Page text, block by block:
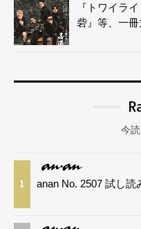
『トワイラ
砦』等、一冊
今
1 anan No. 2507 試し読